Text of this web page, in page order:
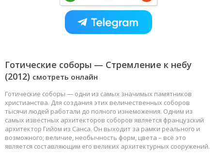
Готические соборы — Стремление к небу
(2012) смотреть онлайн
Готические соборы — одни из самых значимых памятников
христианства. Для создания этих величественных соборов
тысячи людей работали до полного изнеможения. Одним из
самых известных архитекторов соборов является французский
архитектор Гийом из Санса. Он выходит за рамки реального и
возможного; величие, необычность форм, цвета – всё это
является составляющим его великих архитектурных сооружений.